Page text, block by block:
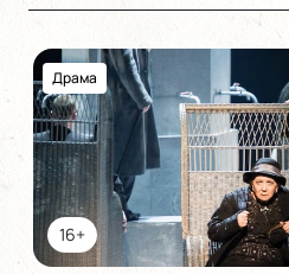
16+
Драма